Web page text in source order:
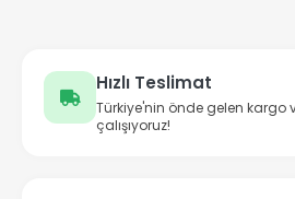
Hızlı Teslimat
Türkiye'nin önde gelen kargo
çalışıyoruz!